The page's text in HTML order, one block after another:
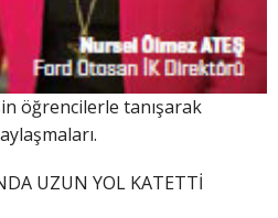
öğrencilerle tanışarak
UZUN YOL KATETTİ